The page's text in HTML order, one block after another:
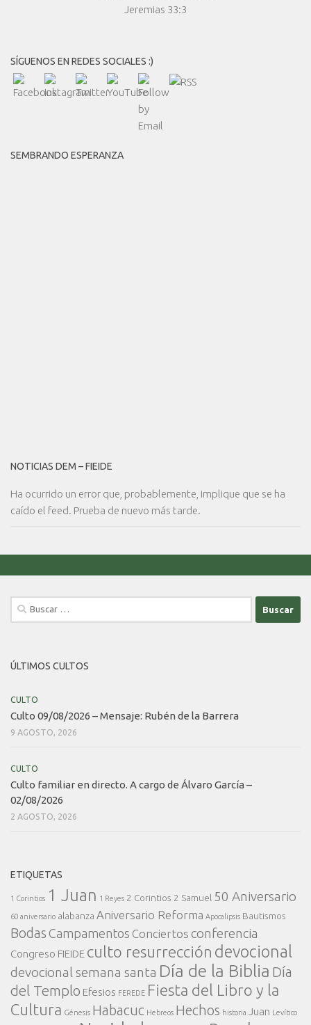
Jeremias 33:3
SÍGUENOS EN REDES SOCIALES :)
SEMBRANDO ESPERANZA
NOTICIAS DEM – FIEIDE
Ha ocurrido un error que, probablemente, implique que se ha
caído el feed. Prueba de nuevo más tarde.
Buscar:
ÚLTIMOS CULTOS
CULTO
Culto 09/08/2026 – Mensaje: Rubén de la Barrera
9 AGOSTO, 2026
CULTO
Culto familiar en directo. A cargo de Álvaro García –
02/08/2026
2 AGOSTO, 2026
ETIQUETAS
1 Corintios 1 Juan 1 Reyes 2 Corintios 2 Samuel 50 Aniversario
60 aniversario alabanza Aniversario Reforma Apocalipsis Bautismos
Bodas Campamentos Conciertos conferencia
Congreso FIEIDE culto resurrección devocional
devocional semana santa Día de la Biblia Día
del Templo Efesios FEREDE Fiesta del Libro y la
Cultura Génesis Habacuc Hebreos Hechos historia Juan Levítico